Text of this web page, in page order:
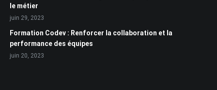
le métier
juin 29, 2023
Formation Codev : Renforcer la collaboration et la
performance des équipes
juin 20, 2023